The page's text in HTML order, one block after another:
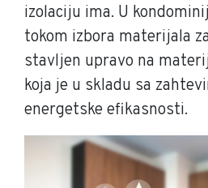
izolaciju ima. U
tokom izbora materijala
stavljen upravo na
koja je u skladu sa
energetske efikasnosti.